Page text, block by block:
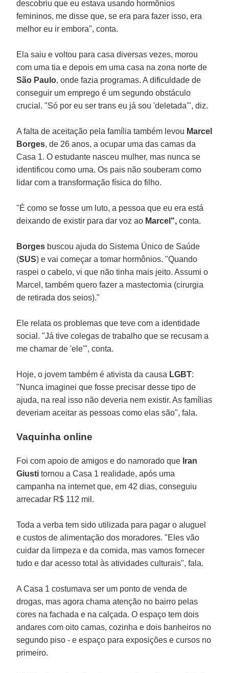
descobriu que eu estava usando hormônios
femininos, me disse que, se era para fazer isso, era
melhor eu ir embora", conta.
Ela saiu e voltou para casa diversas vezes, morou
com uma tia e depois em uma casa na zona norte de
São Paulo, onde fazia programas. A dificuldade de
conseguir um emprego é um segundo obstáculo
crucial. "Só por eu ser trans eu já sou 'deletada'", diz.
A falta de aceitação pela família também levou Marcel
Borges, de 26 anos, a ocupar uma das camas da
Casa 1. O estudante nasceu mulher, mas nunca se
identificou como uma. Os pais não souberam como
lidar com a transformação física do filho.
"É como se fosse um luto, a pessoa que eu era está
deixando de existir para dar voz ao Marcel", conta.
Borges buscou ajuda do Sistema Único de Saúde
(SUS) e vai começar a tomar hormônios. "Quando
raspei o cabelo, vi que não tinha mais jeito. Assumi o
Marcel, também quero fazer a mastectomia (cirurgia
de retirada dos seios)."
Ele relata os problemas que teve com a identidade
social. "Já tive colegas de trabalho que se recusam a
me chamar de 'ele'", conta.
Hoje, o jovem também é ativista da causa LGBT:
"Nunca imaginei que fosse precisar desse tipo de
ajuda, na real isso não deveria nem existir. As famílias
deveriam aceitar as pessoas como elas são", fala.
Vaquinha online
Foi com apoio de amigos e do namorado que Iran
Giusti tornou a Casa 1 realidade, após uma
campanha na internet que, em 42 dias, conseguiu
arrecadar R$ 112 mil.
Toda a verba tem sido utilizada para pagar o aluguel
e custos de alimentação dos moradores. "Eles vão
cuidar da limpeza e da comida, mas vamos fornecer
tudo e dar acesso total às atividades culturais", fala.
A Casa 1 costumava ser um ponto de venda de
drogas, mas agora chama atenção no bairro pelas
cores na fachada e na calçada. O espaço tem dois
andares com oito camas, cozinha e dois banheiros no
segundo piso - e espaço para exposições e cursos no
primeiro.